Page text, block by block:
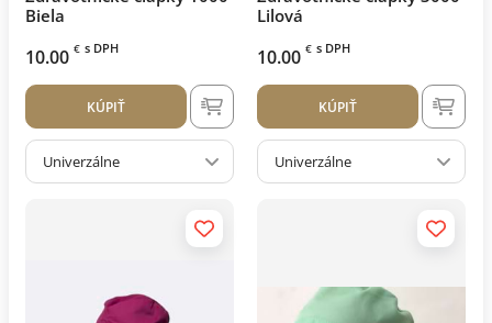
Biela
10.00 € s DPH
KÚPIŤ
Univerzálne
Lilová
10.00 € s DPH
KÚPIŤ
Univerzálne